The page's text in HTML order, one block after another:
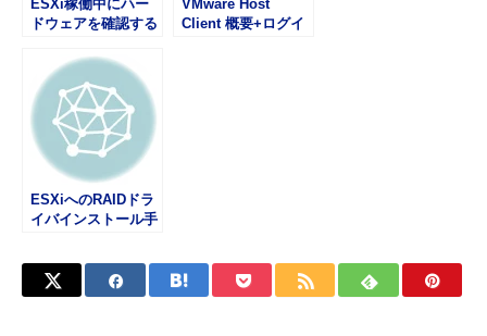
ESXi稼働中にハー
ドウェアを確認する
ィスク・Adaptec
編】
VMware Host
Client 概要+ログイ
ESXiへのRAIDドラ
イバインストール手